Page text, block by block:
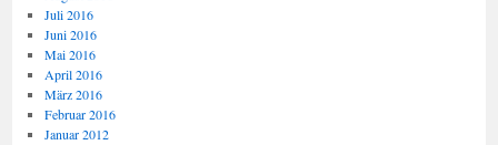
Juli 2016
Juni 2016
Mai 2016
April 2016
März 2016
Februar 2016
Januar 2012